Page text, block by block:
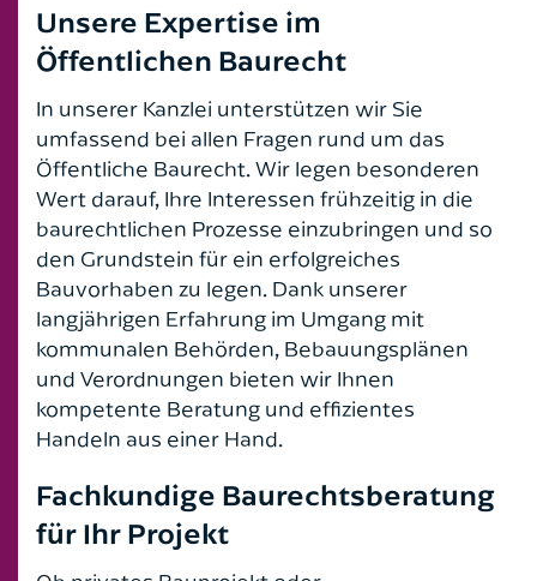
Unsere Expertise im
Öffentlichen Baurecht
In unserer Kanzlei unterstützen wir Sie
umfassend bei allen Fragen rund um das
Öffentliche Baurecht. Wir legen besonderen
Wert darauf, Ihre Interessen frühzeitig in die
baurechtlichen Prozesse einzubringen und so
den Grundstein für ein erfolgreiches
Bauvorhaben zu legen. Dank unserer
langjährigen Erfahrung im Umgang mit
kommunalen Behörden, Bebauungsplänen
und Verordnungen bieten wir Ihnen
kompetente Beratung und effizientes
Handeln aus einer Hand.
Fachkundige Baurechtsberatung
für Ihr Projekt